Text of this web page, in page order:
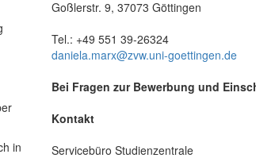
in
Goßlerstr. 9, 37073 Göttingen
Tel.: +49 551 39-26324
daniela.marx@zvw.uni-goettingen.de
Bei Fragen zur Bewerbung und
Kontakt
Servicebüro Studienzentrale